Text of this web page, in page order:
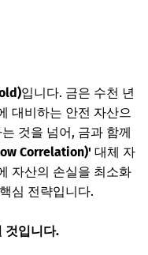
입니다. 금은 수천 년
대비하는 안전 자산으
것을 넘어, 금과 함께
Correlation)' 대체 자
자산의 손실을 최소화
심 전략입니다.
것입니다.